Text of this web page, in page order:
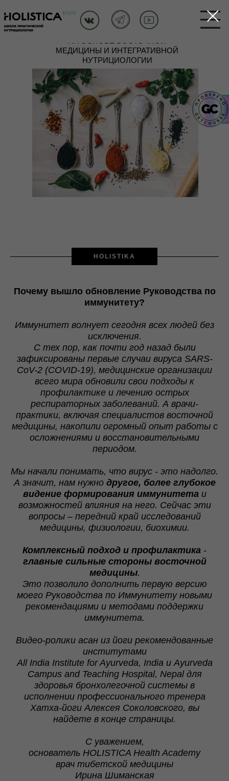
ОБНОВЛЕННОЕ
РУКОВОДСТВО ПО
МЕДИЦИНЫ И ИНТЕГРАТИВНОЙ
НУТРИЦИОЛОГИИ
HOLISTIKA
Почему вышло обновление Руководства по
иммунитету?
Иммунитет волнует сегодня всех людей без
исключения.
С тех пор, как почти год назад были
зафиксированы первые случаи вируса SARS-
CoV-2 (COVID-19), медицинские организации
всего мира обновили свои подходы к
профилактике и лечению острых
респираторных заболеваний. А врачи-
практики, включая специалистов восточной
медицины, накопили огромный опыт работы с
осложнениями и восстановительными
периодом.
Мы начали понимать, что вирус - это надолго.
А значит, нам нужно другое, более глубокое
видение формирования иммунитетаи
возможностей влияния на него. Сейчас эти
вопросы – передний край исследований
медицины, физиологии, биохимии.
Комплексный подход и профилактика -
главные сильные стороны восточной
медицины.
Это позволило дополнить первую версию
моего Руководства по Иммунитету новыми
рекомендациями и методами поддержки
иммунитета.
Видео-ролики асан из йоги рекомендованные
институтами
All India Institute for Ayurveda, India и Ayurveda
Campus and Teaching Hospital, Nepalдля
здоровья бронхолегочной системы в
исполнении профессионального тренера
Хатха-йоги Алексея Соколовского, вы
найдете в конце страницы.
С уважением,
основатель HOLISTICA Health Academy
врач тибетской медицины
Ирина Шиманская